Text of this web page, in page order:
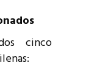
cinco